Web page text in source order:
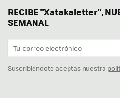
RECIBE "Xatakaletter",
SEMANAL
Suscribiéndote aceptas nuestra